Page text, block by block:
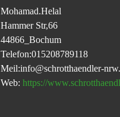
Mohamad.Helal
Hammer Str,66
44866_Bochum
Telefon:015208789118
Meil:info@schrotthaendler-
Web: https://